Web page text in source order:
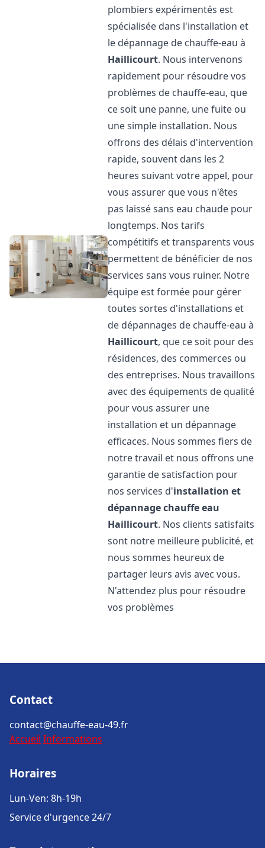
plombiers expérimentés est
spécialisée dans l'installation et
le dépannage de chauffe-eau à
Haillicourt. Nous intervenons
rapidement pour résoudre vos
problèmes de chauffe-eau, que
ce soit une panne, une fuite ou
une simple installation. Nous
offrons des délais d'intervention
rapide, souvent dans les 2
heures suivant votre appel, pour
vous assurer que vous n'êtes
pas laissé sans eau chaude pour
longtemps. Nos tarifs
compétitifs et transparents vous
permettent de bénéficier de nos
services sans vous ruiner. Notre
équipe est formée pour gérer
toutes sortes d'installations et
de dépannages de chauffe-eau à
Haillicourt, que ce soit pour des
résidences, des commerces ou
des entreprises. Nous travaillons
avec des équipements de qualité
pour vous assurer une
installation et un dépannage
efficaces. Nous sommes fiers de
notre travail et nous offrons une
garantie de satisfaction pour
nos services d'installation et
dépannage chauffe eau
Haillicourt. Nos clients satisfaits
sont notre meilleure publicité, et
nous sommes heureux de
partager leurs avis avec vous.
N'attendez plus pour résoudre
vos problèmes
Contact
contact@chauffe-eau-49.fr
Accueil Informations
Horaires
Lun-Ven: 8h-19h
Service d'urgence 24/7